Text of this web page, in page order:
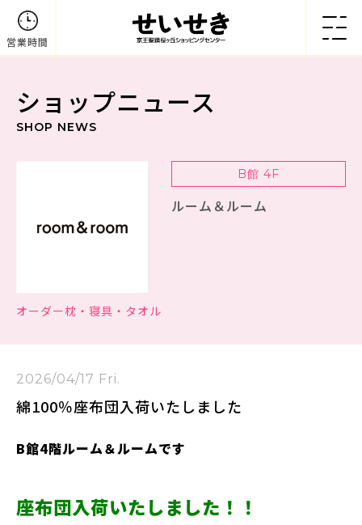
営業時間
ショップニュース
SHOP NEWS
B館 4F
ルーム＆ルーム
オーダー枕・寝具・タオル
2026/04/17 Fri.
綿100％座布団入荷いたしました
B館4階ルーム＆ルームです
座布団入荷いたしました！！